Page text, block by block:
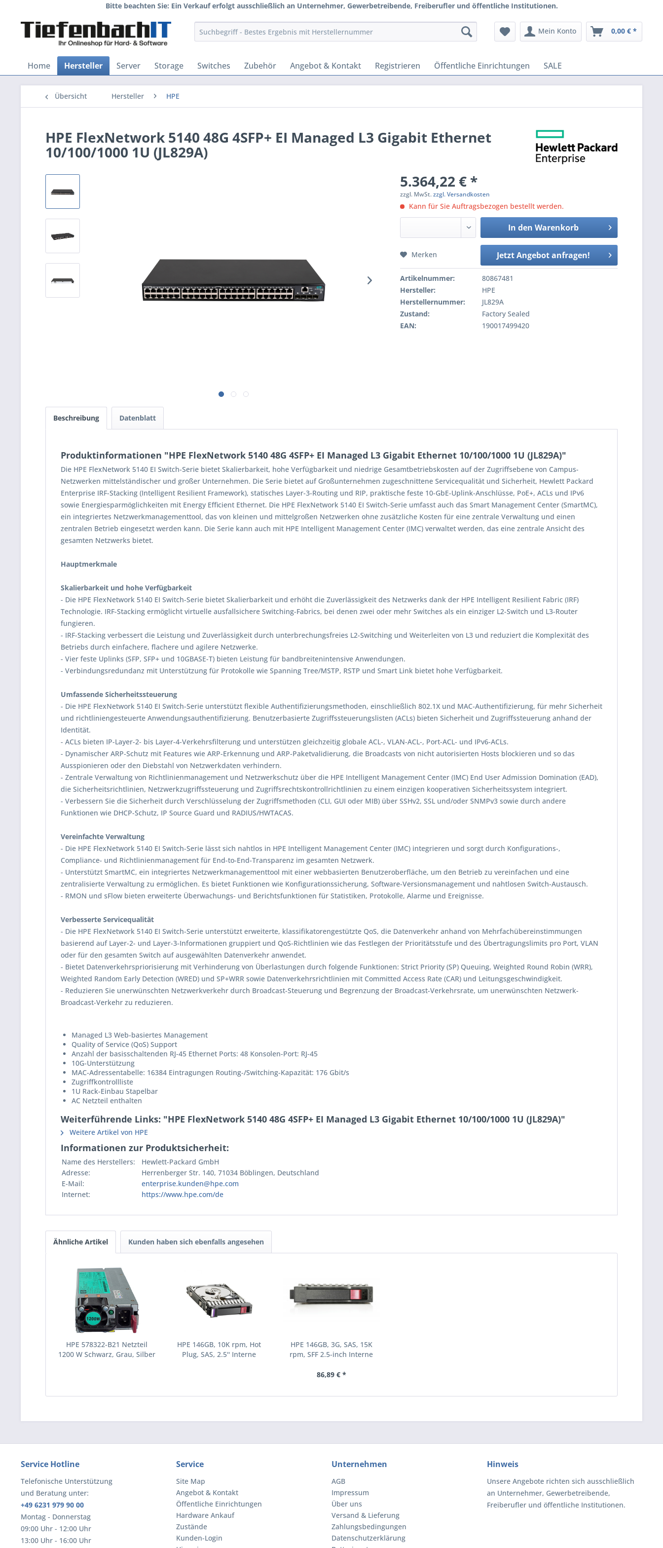
Bitte beachten Sie: Ein Verkauf erfolgt ausschließlich an Unternehmer, Gewerbetreibende, Freiberufler und öffentliche Institutionen.
Mein Konto 0,00 € *
Home Hersteller Server Storage Switches Zubehör Angebot & Kontakt Registrieren Öffentliche Einrichtungen SALE
Übersicht Hersteller HPE
HPE FlexNetwork 5140 48G 4SFP+ EI Managed L3 Gigabit Ethernet
10/100/1000 1U (JL829A)
5.364,22 € *
zzgl. MwSt.zzgl. Versandkosten
Kann für Sie Auftragsbezogen bestellt werden.
In den Warenkorb
Jetzt Angebot anfragen!
Merken
Artikelnummer:
80867481
Hersteller:
HPE
Herstellernummer:
JL829A
Zustand:
Factory Sealed
EAN:
190017499420
Beschreibung Datenblatt
Produktinformationen "HPE FlexNetwork 5140 48G 4SFP+ EI Managed L3 Gigabit Ethernet 10/100/1000 1U (JL829A)"
Die HPE FlexNetwork 5140 EI Switch-Serie bietet Skalierbarkeit, hohe Verfügbarkeit und niedrige Gesamtbetriebskosten auf der Zugriffsebene von Campus-
Netzwerken mittelständischer und großer Unternehmen. Die Serie bietet auf Großunternehmen zugeschnittene Servicequalität und Sicherheit, Hewlett Packard
Enterprise IRF-Stacking (Intelligent Resilient Framework), statisches Layer-3-Routing und RIP, praktische feste 10-GbE-Uplink-Anschlüsse, PoE+, ACLs und IPv6
sowie Energiesparmöglichkeiten mit Energy Efficient Ethernet. Die HPE FlexNetwork 5140 EI Switch-Serie umfasst auch das Smart Management Center (SmartMC),
ein integriertes Netzwerkmanagementtool, das von kleinen und mittelgroßen Netzwerken ohne zusätzliche Kosten für eine zentrale Verwaltung und einen
zentralen Betrieb eingesetzt werden kann. Die Serie kann auch mit HPE Intelligent Management Center (IMC) verwaltet werden, das eine zentrale Ansicht des
gesamten Netzwerks bietet.
Hauptmerkmale
Skalierbarkeit und hohe Verfügbarkeit
- Die HPE FlexNetwork 5140 EI Switch-Serie bietet Skalierbarkeit und erhöht die Zuverlässigkeit des Netzwerks dank der HPE Intelligent Resilient Fabric (IRF)
Technologie. IRF-Stacking ermöglicht virtuelle ausfallsichere Switching-Fabrics, bei denen zwei oder mehr Switches als ein einziger L2-Switch und L3-Router
fungieren.
- IRF-Stacking verbessert die Leistung und Zuverlässigkeit durch unterbrechungsfreies L2-Switching und Weiterleiten von L3 und reduziert die Komplexität des
Betriebs durch einfachere, flachere und agilere Netzwerke.
- Vier feste Uplinks (SFP, SFP+ und 10GBASE-T) bieten Leistung für bandbreitenintensive Anwendungen.
- Verbindungsredundanz mit Unterstützung für Protokolle wie Spanning Tree/MSTP, RSTP und Smart Link bietet hohe Verfügbarkeit.
Umfassende Sicherheitssteuerung
- Die HPE FlexNetwork 5140 EI Switch-Serie unterstützt flexible Authentifizierungsmethoden, einschließlich 802.1X und MAC-Authentifizierung, für mehr Sicherheit
und richtliniengesteuerte Anwendungsauthentifizierung. Benutzerbasierte Zugriffssteuerungslisten (ACLs) bieten Sicherheit und Zugriffssteuerung anhand der
Identität.
- ACLs bieten IP-Layer-2- bis Layer-4-Verkehrsfilterung und unterstützen gleichzeitig globale ACL-, VLAN-ACL-, Port-ACL- und IPv6-ACLs.
- Dynamischer ARP-Schutz mit Features wie ARP-Erkennung und ARP-Paketvalidierung, die Broadcasts von nicht autorisierten Hosts blockieren und so das
Ausspionieren oder den Diebstahl von Netzwerkdaten verhindern.
- Zentrale Verwaltung von Richtlinienmanagement und Netzwerkschutz über die HPE Intelligent Management Center (IMC) End User Admission Domination (EAD),
die Sicherheitsrichtlinien, Netzwerkzugriffssteuerung und Zugriffsrechtskontrollrichtlinien zu einem einzigen kooperativen Sicherheitssystem integriert.
- Verbessern Sie die Sicherheit durch Verschlüsselung der Zugriffsmethoden (CLI, GUI oder MIB) über SSHv2, SSL und/oder SNMPv3 sowie durch andere
Funktionen wie DHCP-Schutz, IP Source Guard und RADIUS/HWTACAS.
Vereinfachte Verwaltung
- Die HPE FlexNetwork 5140 EI Switch-Serie lässt sich nahtlos in HPE Intelligent Management Center (IMC) integrieren und sorgt durch Konfigurations-,
Compliance- und Richtlinienmanagement für End-to-End-Transparenz im gesamten Netzwerk.
- Unterstützt SmartMC, ein integriertes Netzwerkmanagementtool mit einer webbasierten Benutzeroberfläche, um den Betrieb zu vereinfachen und eine
zentralisierte Verwaltung zu ermöglichen. Es bietet Funktionen wie Konfigurationssicherung, Software-Versionsmanagement und nahtlosen Switch-Austausch.
- RMON und sFlow bieten erweiterte Überwachungs- und Berichtsfunktionen für Statistiken, Protokolle, Alarme und Ereignisse.
Verbesserte Servicequalität
- Die HPE FlexNetwork 5140 EI Switch-Serie unterstützt erweiterte, klassifikatorengestützte QoS, die Datenverkehr anhand von Mehrfachübereinstimmungen
basierend auf Layer-2- und Layer-3-Informationen gruppiert und QoS-Richtlinien wie das Festlegen der Prioritätsstufe und des Übertragungslimits pro Port, VLAN
oder für den gesamten Switch auf ausgewählten Datenverkehr anwendet.
- Bietet Datenverkehrspriorisierung mit Verhinderung von Überlastungen durch folgende Funktionen: Strict Priority (SP) Queuing, Weighted Round Robin (WRR),
Weighted Random Early Detection (WRED) und SP+WRR sowie Datenverkehrsrichtlinien mit Committed Access Rate (CAR) und Leitungsgeschwindigkeit.
- Reduzieren Sie unerwünschten Netzwerkverkehr durch Broadcast-Steuerung und Begrenzung der Broadcast-Verkehrsrate, um unerwünschten Netzwerk-
Broadcast-Verkehr zu reduzieren.
Managed L3 Web-basiertes Management
Quality of Service (QoS) Support
Anzahl der basisschaltenden RJ-45 Ethernet Ports: 48 Konsolen-Port: RJ-45
10G-Unterstützung
MAC-Adressentabelle: 16384 Eintragungen Routing-/Switching-Kapazität: 176 Gbit/s
Zugriffkontrollliste
1U Rack-Einbau Stapelbar
AC Netzteil enthalten
Weiterführende Links: "HPE FlexNetwork 5140 48G 4SFP+ EI Managed L3 Gigabit Ethernet 10/100/1000 1U (JL829A)"
Weitere Artikel von HPE
Informationen zur Produktsicherheit:
Name des Herstellers:
Hewlett-Packard GmbH
Adresse:
Herrenberger Str. 140, 71034 Böblingen, Deutschland
E-Mail:
enterprise.kunden@hpe.com
Internet:
https://www.hpe.com/de
Ähnliche Artikel Kunden haben sich ebenfalls angesehen
HPE 578322-B21 Netzteil
1200 W Schwarz, Grau, Silber
HPE 146GB, 10K rpm, Hot
Plug, SAS, 2.5'' Interne
HPE 146GB, 3G, SAS, 15K
rpm, SFF 2.5-inch Interne
(504062-B21)
86,89 € *
Service Hotline
Telefonische Unterstützung
und Beratung unter:
+49 6231 979 90 00
Montag - Donnerstag
09:00 Uhr - 12:00 Uhr
13:00 Uhr - 16:00 Uhr
Service
Site Map
Angebot & Kontakt
Öffentliche Einrichtungen
Hardware Ankauf
Zustände
Kunden-Login
Unternehmen
AGB
Impressum
Über uns
Versand & Lieferung
Zahlungsbedingungen
Datenschutzerklärung
Hinweis
Unsere Angebote richten sich ausschließlich
an Unternehmer, Gewerbetreibende,
Freiberufler und öffentliche Institutionen.